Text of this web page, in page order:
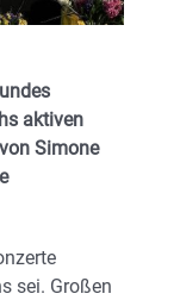
aktiven
Simone
sei. Großen